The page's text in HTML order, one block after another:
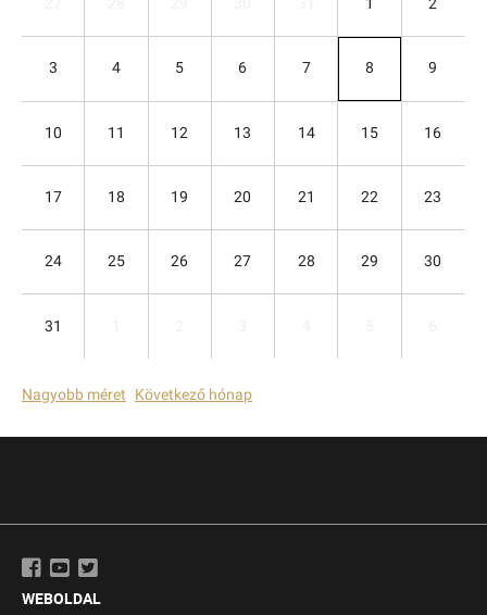
1 2
3 4 5 6 7 8 9
10 11 12 13 14 15 16
17 18 19 20 21 22 23
24 25 26 27 28 29 30
31
Nagyobb méret Következő hónap
WEBOLDAL